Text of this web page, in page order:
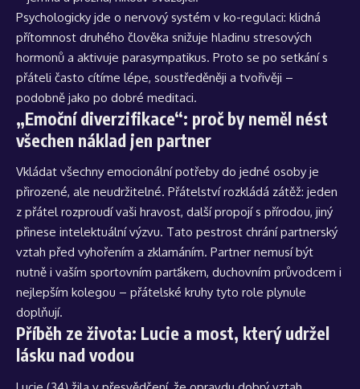
Psychologicky jde o nervový systém v ko-regulaci: klidná
přítomnost druhého člověka snižuje hladinu stresových
hormonů a aktivuje parasympatikus. Proto se po setkání s
přáteli často cítíme lépe, soustředěněji a tvořivěji –
podobně jako po dobré meditaci.
„Emoční diverzifikace“: proč by neměl nést
všechen náklad jen partner
Vkládat všechny emocionální potřeby do jedné osoby je
přirozené, ale neudržitelné. Přátelství rozkládá zátěž: jeden
z přátel rozproudí vaši hravost, další propojí s přírodou, jiný
přinese intelektuální výzvu. Tato pestrost chrání partnerský
vztah před vyhořením a zklamáním. Partner nemusí být
nutně i vaším sportovním parťákem, duchovním průvodcem i
nejlepším kolegou – přátelské kruhy tyto role plynule
doplňují.
Příběh ze života: Lucie a most, který udržel
lásku nad vodou